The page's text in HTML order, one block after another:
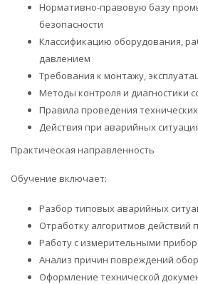
Нормативно-правовую базу
безопасности
Классификацию оборудования,
давлением
Требования к монтажу,
Методы контроля и диагностики
Правила проведения
Действия при аварийных
Практическая направленность
Обучение включает:
Разбор типовых аварийных
Отработку алгоритмов действий
Работу с измерительными
Анализ причин повреждений
Оформление технической